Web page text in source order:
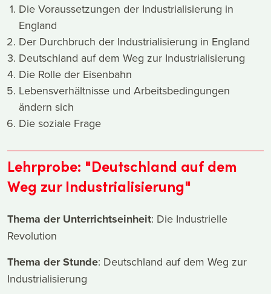
Die Voraussetzungen der Industrialisierung in
England
Der Durchbruch der Industrialisierung in England
Deutschland auf dem Weg zur Industrialisierung
Die Rolle der Eisenbahn
Lebensverhältnisse und Arbeitsbedingungen
ändern sich
Die soziale Frage
Lehrprobe: "Deutschland auf dem
Weg zur Industrialisierung"
Thema der Unterrichtseinheit: Die Industrielle
Revolution
Thema der Stunde: Deutschland auf dem Weg zur
Industrialisierung